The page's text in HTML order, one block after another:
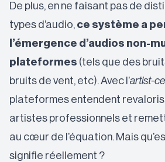
De plus, en ne faisant pas de
types d’audio, ce système a
l’émergence d’audios non-
plateformes (tels que des
bruits de vent, etc). Avec l’artist-
plateformes entendent
artistes professionnels et
au cœur de l’équation. Mais
signifie réellement ?